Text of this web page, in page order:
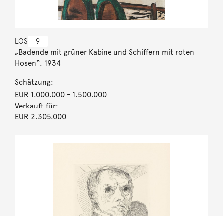
LOS 9
„Badende mit grüner Kabine und Schiffern mit roten
Hosen“. 1934
Schätzung:
EUR 1.000.000- 1.500.000
Verkauft für:
EUR 2.305.000